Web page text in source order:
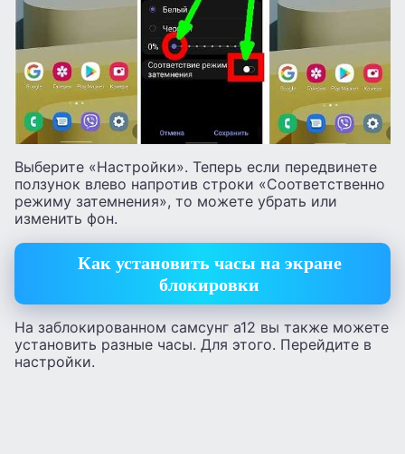
Выберите «Настройки». Теперь если передвинете
ползунок влево напротив строки «Соответственно
режиму затемнения», то можете убрать или
изменить фон.
Как установить часы на экране
блокировки
На заблокированном самсунг а12 вы также можете
установить разные часы. Для этого. Перейдите в
настройки.